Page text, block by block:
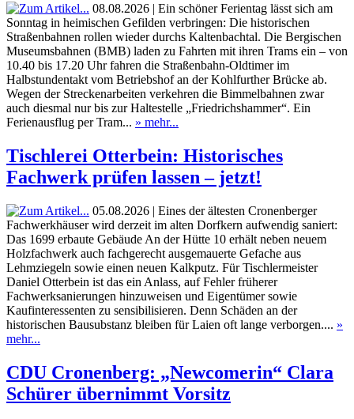
08.08.2026 | Ein schöner Ferientag lässt sich am
Sonntag in heimischen Gefilden verbringen: Die historischen
Straßenbahnen rollen wieder durchs Kaltenbachtal. Die Bergischen
Museumsbahnen (BMB) laden zu Fahrten mit ihren Trams ein – von
10.40 bis 17.20 Uhr fahren die Straßenbahn-Oldtimer im
Halbstundentakt vom Betriebshof an der Kohlfurther Brücke ab.
Wegen der Streckenarbeiten verkehren die Bimmelbahnen zwar
auch diesmal nur bis zur Haltestelle „Friedrichshammer“. Ein
Ferienausflug per Tram... » mehr...
Tischlerei Otterbein: Historisches
Fachwerk prüfen lassen – jetzt!
05.08.2026 | Eines der ältesten Cronenberger
Fachwerkhäuser wird derzeit im alten Dorfkern aufwendig saniert:
Das 1699 erbaute Gebäude An der Hütte 10 erhält neben neuem
Holzfachwerk auch fachgerecht ausgemauerte Gefache aus
Lehmziegeln sowie einen neuen Kalkputz. Für Tischlermeister
Daniel Otterbein ist das ein Anlass, auf Fehler früherer
Fachwerksanierungen hinzuweisen und Eigentümer sowie
Kaufinteressenten zu sensibilisieren. Denn Schäden an der
historischen Bausubstanz bleiben für Laien oft lange verborgen.... »
mehr...
CDU Cronenberg: „Newcomerin“ Clara
Schürer übernimmt Vorsitz